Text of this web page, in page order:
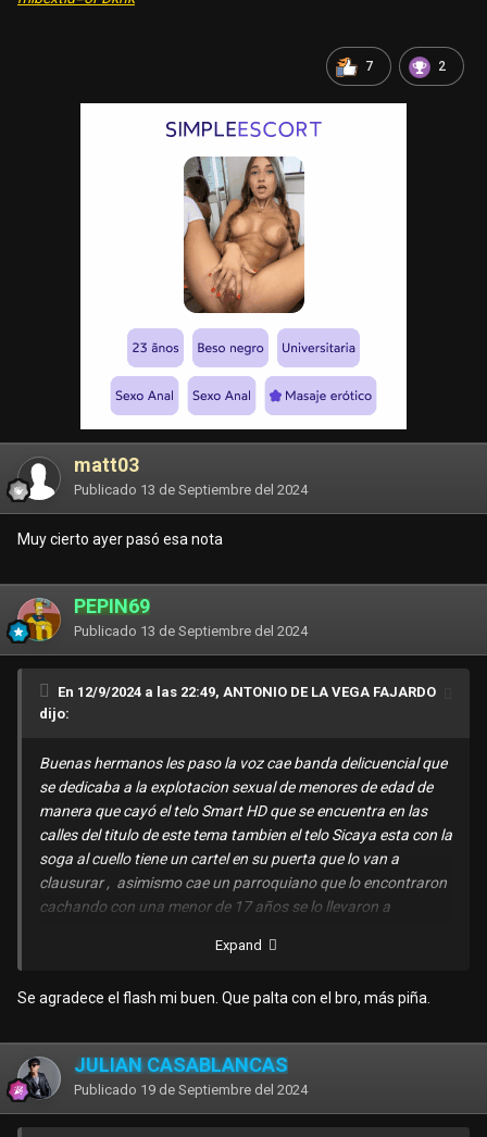
7 2
matt03
Publicado 13 de Septiembre del 2024
Muy cierto ayer pasó esa nota
PEPIN69
Publicado 13 de Septiembre del 2024
En 12/9/2024 a las 22:49, ANTONIO DE LA VEGA FAJARDO
dijo:
Buenas hermanos les paso la voz cae banda delicuencial que
se dedicaba a la explotacion sexual de menores de edad de
manera que cayó el telo Smart HD que se encuentra en las
calles del titulo de este tema tambien el telo Sicaya esta con la
soga al cuello tiene un cartel en su puerta que lo van a
clausurar , asimismo cae un parroquiano que lo encontraron
cachando con una menor de 17 años se lo llevaron a
palta las camaras de la prensa enfocaron el rostro de este
lado mucha palta , no vaya a ser mi hermano@PEPIN69que
Hermanos que consumimos independientes en esa zona les
recomiendo citar a las perras en otros telos del centro porque
x toda esa zona hay operativos .
Expand
Se agradece el flash mi buen. Que palta con el bro, más piña.
JULIAN CASABLANCAS
Publicado 19 de Septiembre del 2024